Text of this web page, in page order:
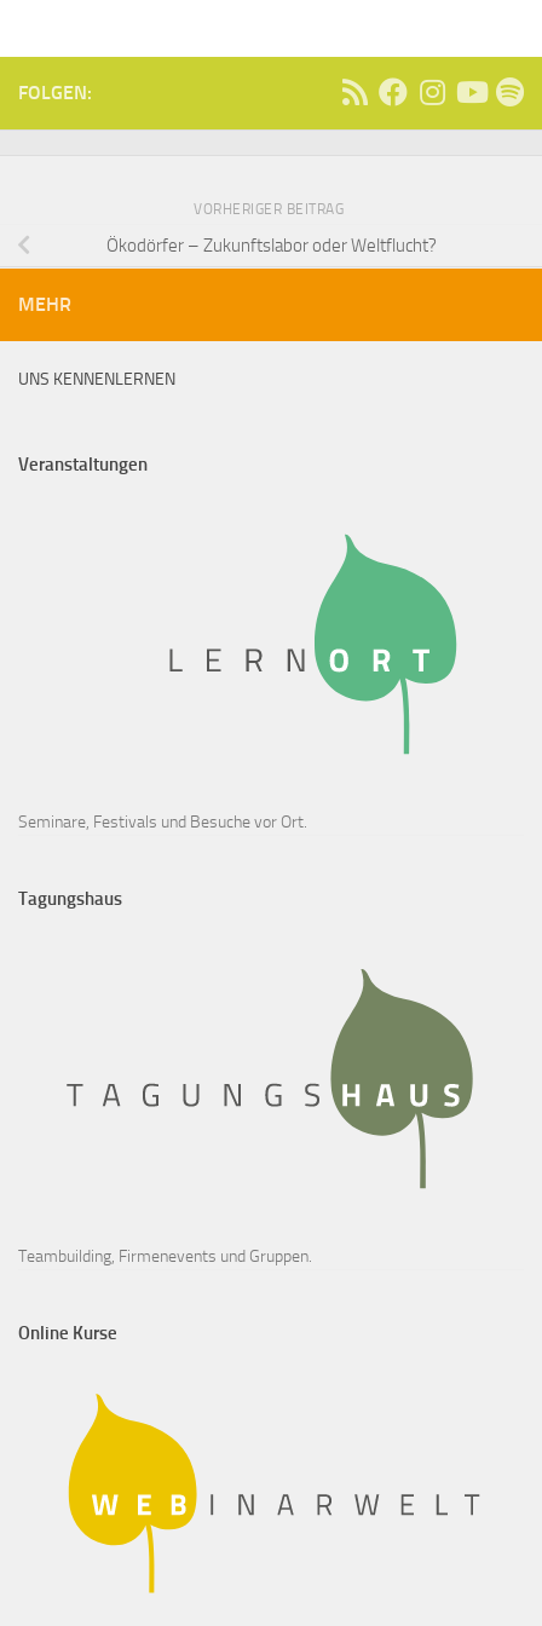
FOLGEN:
VORHERIGER BEITRAG
Ökodörfer – Zukunftslabor oder Weltflucht?
MEHR
UNS KENNENLERNEN
Veranstaltungen
Seminare, Festivals und Besuche vor Ort.
Tagungshaus
Teambuilding, Firmenevents und Gruppen.
Online Kurse